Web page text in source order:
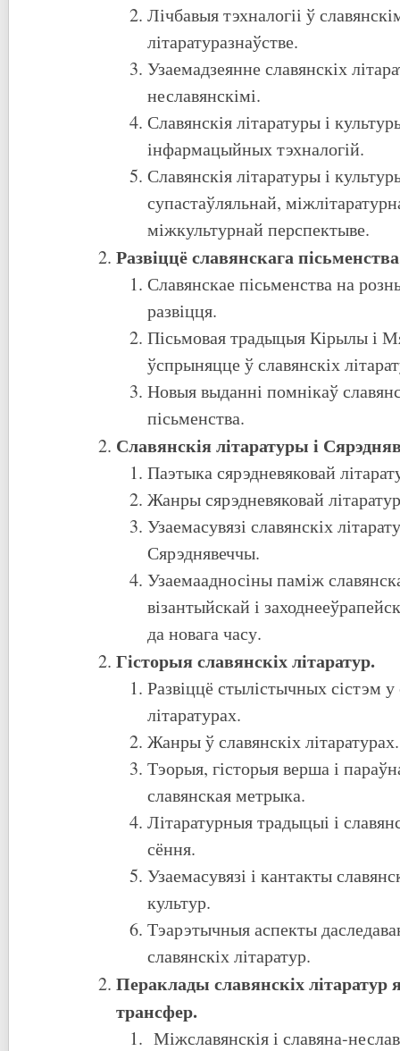
Лічбавыя тэхналогіі ў
літаратуразнаўстве.
Узаемадзеянне славянскіх
неславянскімі.
Славянскія літаратуры і
інфармацыйных тэхналогій.
Славянскія літаратуры і
супастаўляльнай,
міжкультурнай перспектыве.
Развіццё славянскага
Славянскае пісьменства на
развіцця.
Пісьмовая традыцыя Кірылы і
ўспрыняцце ў славянскіх
Новыя выданні помнікаў
пісьменства.
Славянскія літаратуры і
Паэтыка сярэдневяковай
Жанры сярэдневяковай
Узаемасувязі славянскіх
Сярэднявеччы.
Узаемаадносіны паміж
візантыйскай і
да новага часу.
Гісторыя славянскіх літаратур.
Развіццё стылістычных сістэм у
літаратурах.
Жанры ў славянскіх літаратурах.
Тэорыя, гісторыя верша і
славянская метрыка.
Літаратурныя традыцыі і
сёння.
Узаемасувязі і кантакты
культур.
Тэарэтычныя аспекты
славянскіх літаратур.
Пераклады славянскіх
трансфер.
Міжславянскія і славяна-